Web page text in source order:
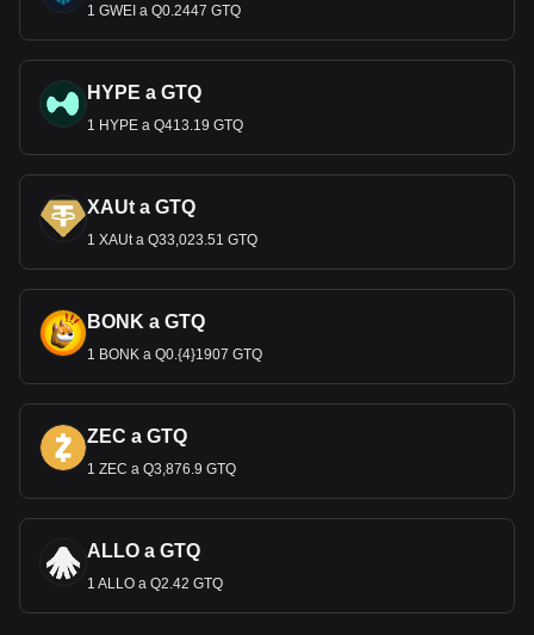
1 GWEI a Q0.2447 GTQ
HYPE a GTQ
1 HYPE a Q413.19 GTQ
XAUt a GTQ
1 XAUt a Q33,023.51 GTQ
BONK a GTQ
1 BONK a Q0.{4}1907 GTQ
ZEC a GTQ
1 ZEC a Q3,876.9 GTQ
ALLO a GTQ
1 ALLO a Q2.42 GTQ